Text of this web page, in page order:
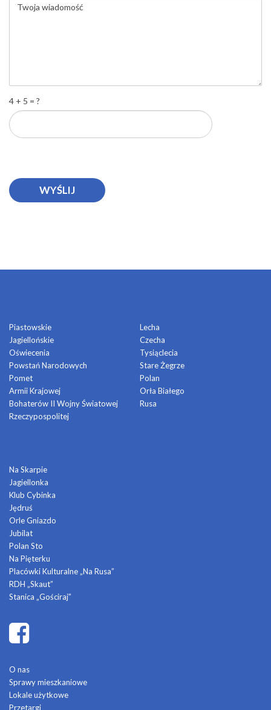
4 + 5 = ?
Piastowskie
Jagiellońskie
Oświecenia
Powstań Narodowych
Pomet
Armii Krajowej
Bohaterów II Wojny Światowej
Rzeczypospolitej
Lecha
Czecha
Tysiąclecia
Stare Żegrze
Polan
Orła Białego
Rusa
Na Skarpie
Jagiellonka
Klub Cybinka
Jędruś
Orle Gniazdo
Jubilat
Polan Sto
Na Pięterku
Placówki Kulturalne „Na Rusa”
RDH „Skaut”
Stanica „Gościraj”
O nas
Sprawy mieszkaniowe
Lokale użytkowe
Przetargi